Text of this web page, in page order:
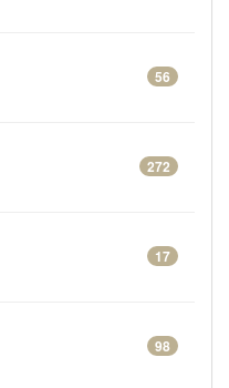
56
272
17
98